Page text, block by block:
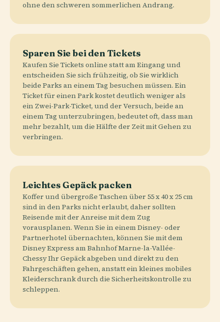
ohne den schweren sommerlichen Andrang.
Sparen Sie bei den Tickets
Kaufen Sie Tickets online statt am Eingang und
entscheiden Sie sich frühzeitig, ob Sie wirklich
beide Parks an einem Tag besuchen müssen. Ein
Ticket für einen Park kostet deutlich weniger als
ein Zwei-Park-Ticket, und der Versuch, beide an
einem Tag unterzubringen, bedeutet oft, dass man
mehr bezahlt, um die Hälfte der Zeit mit Gehen zu
verbringen.
Leichtes Gepäck packen
Koffer und übergroße Taschen über 55 x 40 x 25 cm
sind in den Parks nicht erlaubt, daher sollten
Reisende mit der Anreise mit dem Zug
vorausplanen. Wenn Sie in einem Disney- oder
Partnerhotel übernachten, können Sie mit dem
Disney Express am Bahnhof Marne-la-Vallée-
Chessy Ihr Gepäck abgeben und direkt zu den
Fahrgeschäften gehen, anstatt ein kleines mobiles
Kleiderschrank durch die Sicherheitskontrolle zu
schleppen.